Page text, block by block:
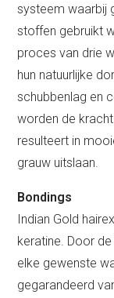
systeem waarbij
stoffen gebruikt
proces van drie
hun natuurlijke
schubbenlag en
worden de
resulteert in
grauw uitslaan.
Bondings
Indian Gold
keratine. Door
elke gewenste
gegarandeerd